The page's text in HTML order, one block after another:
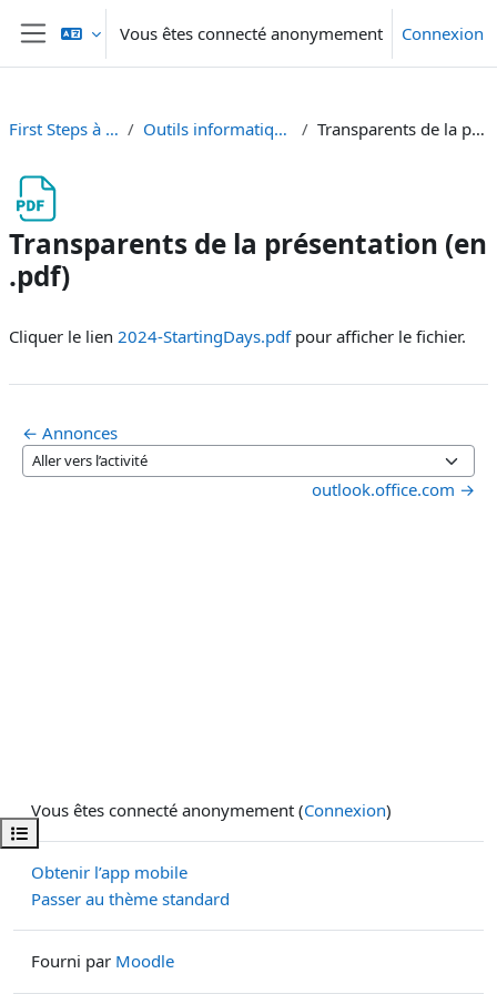
Passer au contenu principal
Panneau latéral
Vous êtes connecté anonymement Connexion
Ouvrir l’index du cours
First Steps à l'UniFR ! [FR] Outils informatiques indispensables Transparents de la présentation (en .pdf)
Transparents de la présentation (en
.pdf)
Cliquer le lien 2024-StartingDays.pdfpour afficher le fichier.
← Annonces
Aller vers l’activité
outlook.office.com →
Vous êtes connecté anonymement (Connexion)
Obtenir l’app mobile
Passer au thème standard
Fourni par Moodle